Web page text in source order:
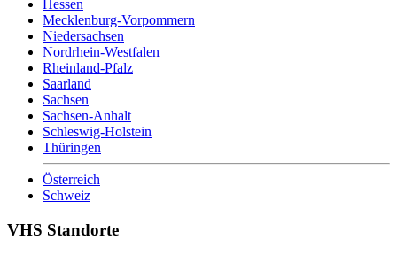
Hessen
Mecklenburg-Vorpommern
Niedersachsen
Nordrhein-Westfalen
Rheinland-Pfalz
Saarland
Sachsen
Sachsen-Anhalt
Schleswig-Holstein
Thüringen
Österreich
Schweiz
VHS Standorte